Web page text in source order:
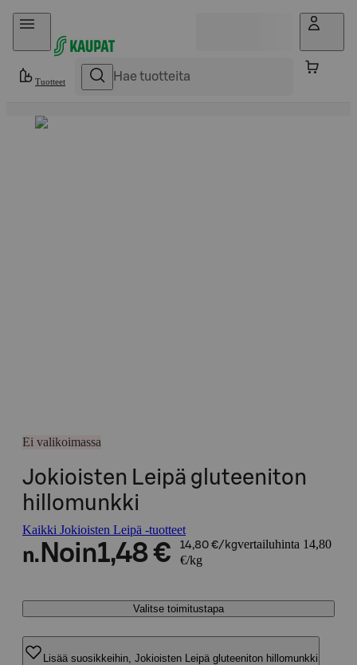
Hyppää sisältöön
Tuotteet
Ei valikoimassa
Jokioisten Leipä gluteeniton
hillomunkki
Kaikki Jokioisten Leipä -tuotteet
n. Noin1,48 € 14,80 €/kgvertailuhinta 14,80
€/kg
Valitse toimitustapa
Lisää suosikkeihin, Jokioisten Leipä gluteeniton hillomunkki